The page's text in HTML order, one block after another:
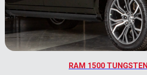
RAM 1500 TUNGSTEN